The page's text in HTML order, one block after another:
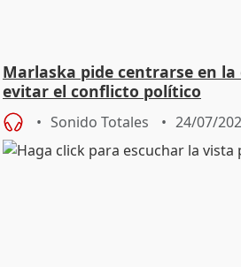
Marlaska pide centrarse en la
evitar el conflicto político
Sonido Totales 24/07/